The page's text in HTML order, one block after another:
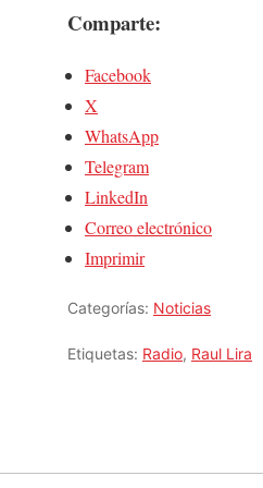
Comparte:
Facebook
X
WhatsApp
Telegram
LinkedIn
Correo electrónico
Imprimir
Categorías: Noticias
Etiquetas: Radio, Raul Lira